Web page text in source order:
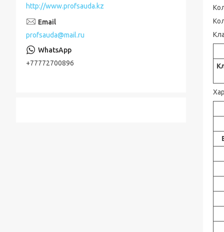
http://www.profsauda.kz
profsauda@mail.ru
+77772700896